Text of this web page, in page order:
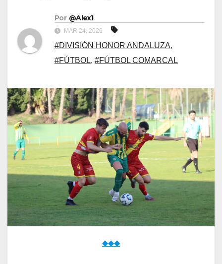
Por @Alex1
MAR 24, 2026
#DIVISIÓN HONOR ANDALUZA,
#FÚTBOL, #FÚTBOL COMARCAL
◆◆◆